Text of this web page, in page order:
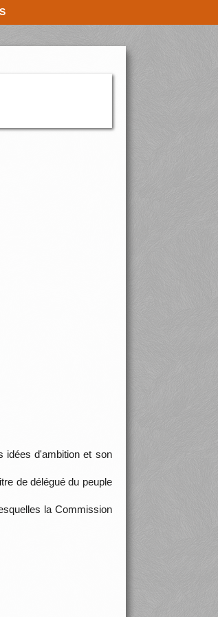
idées d'ambition et son
de délégué du peuple
la Commission